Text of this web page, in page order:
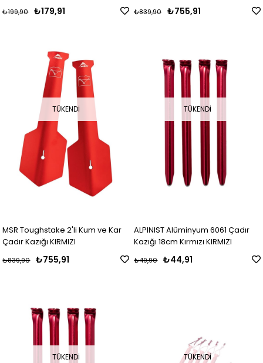
₺179,91
₺199,90 ₺755,91
₺839,90
TÜKENDI
MSR Toughstake 2'li Kum ve Kar
Çadır Kazığı KIRMIZI
₺755,91
₺839,90
TÜKENDI
ALPINIST Alüminyum 6061 Çadır
Kazığı 18cm Kırmızı KIRMIZI
₺44,91
₺49,90
TÜKENDI TÜKENDI